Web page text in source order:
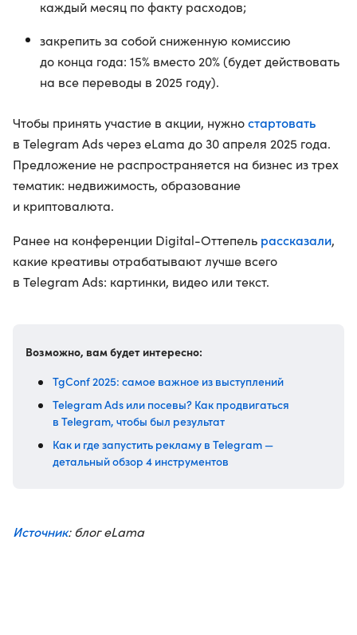
каждый месяц по факту расходов;
закрепить за собой сниженную комиссию
до конца года: 15% вместо 20% (будет действовать
на все переводы в 2025 году).
Чтобы принять участие в акции, нужностартовать
в Telegram Ads через eLama до 30 апреля 2025 года.
Предложение не распространяется на бизнес из трех
тематик: недвижимость, образование
и криптовалюта.
Ранее на конференции Digital-Оттепель рассказали,
какие креативы отрабатывают лучше всего
в Telegram Ads: картинки, видео или текст.
Возможно, вам будет интересно:
TgConf 2025: самое важное из выступлений
Telegram Ads или посевы? Как продвигаться
в Telegram, чтобы был результат
Как и где запустить рекламу в Telegram —
детальный обзор 4 инструментов
Источник: блог eLama